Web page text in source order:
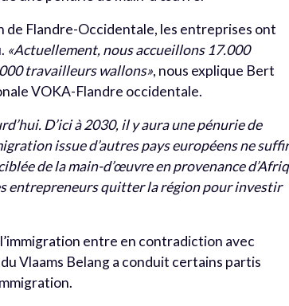
de Flandre-Occidentale, les entreprises ont
«Actuellement, nous accueillons 17.000
travailleurs wallons», nous explique Bert
VOKA-Flandre occidentale.
D’ici à 2030, il y aura une pénurie de
issue d’autres pays européens ne
de la main-d’œuvre en provenance
entrepreneurs quitter la région pour investir
entre en contradiction avec
Vlaams Belang a conduit certains partis